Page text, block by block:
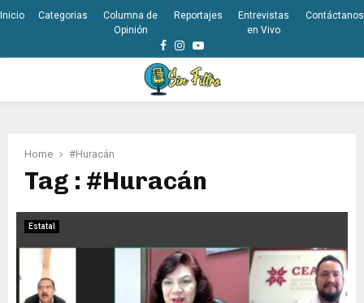
Inicio Categorias
Columna de
Opinión
Reportajes
Entrevistas
en Vivo
Contáctanos
Facebook
Instagram
Youtube
Home #Huracán
Tag : #Huracán
Estatal